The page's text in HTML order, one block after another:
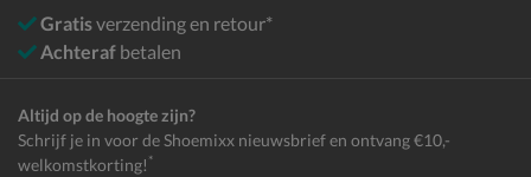
Gratisverzending en retour*
Achteraf betalen
Altijd op de hoogte zijn?
Schrijf je in voor de Shoemixx nieuwsbrief en ontvang €10,-
welkomstkorting! *